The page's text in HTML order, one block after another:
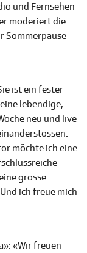
und Fernsehen
moderiert die
Sommerpause
ist ein fester
lebendige,
neu und live
möchte ich eine
grosse
ich freue mich
«Wir freuen